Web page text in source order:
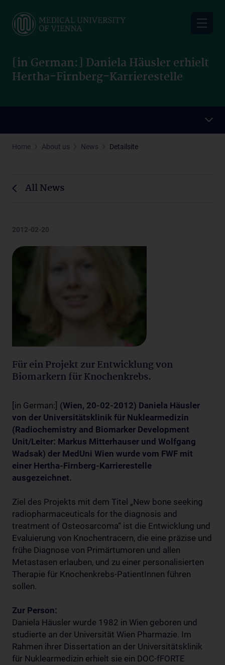
main
[in German:] Daniela Häusler erhielt
Hertha-Firnberg-Karrierestelle
Home About us News Detailsite
All News
2012-02-20
Für ein Projekt zur Entwicklung von
Biomarkern für Knochenkrebs.
[in German:] (Wien, 20-02-2012) Daniela Häusler
von der Universitätsklinik für Nuklearmedizin
(Radiochemistry and Biomarker Development
Unit/Leiter: Markus Mitterhauser und Wolfgang
Wadsak) der MedUni Wien wurde vom FWF mit
einer Hertha-Firnberg-Karrierestelle
ausgezeichnet.
Ziel des Projekts mit dem Titel „New bone seeking
radiopharmaceuticals for the diagnosis and
treatment of Osteosarcoma“ ist die Entwicklung und
Evaluierung von Knochentracern, die eine präzise und
frühe Diagnose von Primärtumoren und allen
Metastasen erlauben, und zu einer personalisierten
Therapie für Knochenkrebs-PatientInnen führen
sollen.
Zur Person:
Daniela Häusler wurde 1982 in Wien geboren und
studierte an der Universität Wien Pharmazie. Im
Rahmen ihrer Dissertation an der Universitätsklinik
für Nuklearmedizin erhielt sie ein DOC-fFORTE